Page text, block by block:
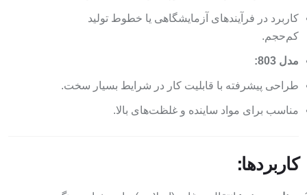
کاربرد در فرآیندهای آزمایشگاهی یا خطوط تولید
کم‌حجم.
مدل 803:
طراحی پیشرفته با قابلیت کار در شرایط بسیار سخت.
مناسب برای مواد ساینده و غلظت‌های بالا.
کاربردها: